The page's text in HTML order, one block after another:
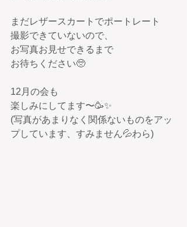
まだレザースカートでポートレート
撮影できていないので、
お写真お見せできるまで
お待ちください🥺
12月の会も
楽しみにしてます〜🥳✨
(写真があまりなく関係ないものをアッ
プしています、すみません💦わら)